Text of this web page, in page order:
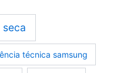
seca
técnica samsung